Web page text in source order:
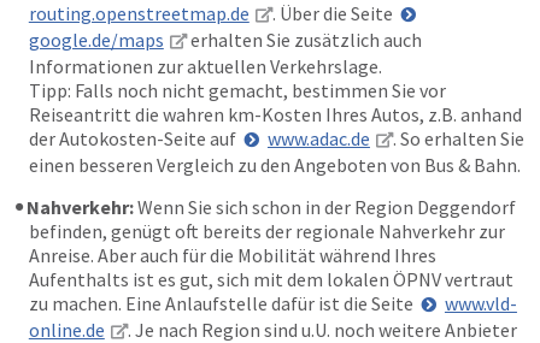
routing.openstreetmap.de
. Über die Seite
google.de/maps
erhalten Sie zusätzlich auch
Informationen zur aktuellen Verkehrslage.
Tipp: Falls noch nicht gemacht, bestimmen Sie vor
Reiseantritt die wahren km-Kosten Ihres Autos, z.B. anhand
der Autokosten-Seite auf
www.adac.de
. So erhalten Sie
einen besseren Vergleich zu den Angeboten von Bus & Bahn.
Nahverkehr:Wenn Sie sich schon in der Region Deggendorf
befinden, genügt oft bereits der regionale Nahverkehr zur
Anreise. Aber auch für die Mobilität während Ihres
Aufenthalts ist es gut, sich mit dem lokalen ÖPNV vertraut
zu machen. Eine Anlaufstelle dafür ist die Seite
www.vld-
online.de
. Je nach Region sind u.U. noch weitere Anbieter